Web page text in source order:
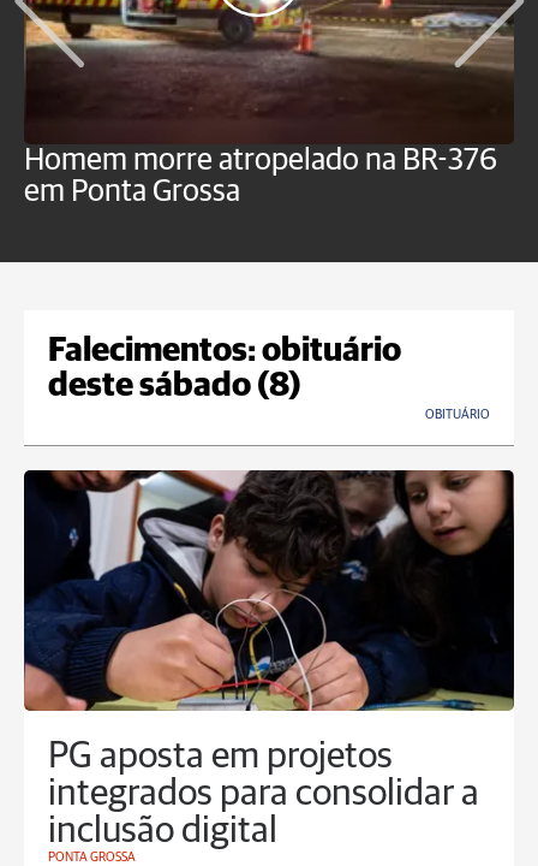
Homem morre atropelado na BR-376
em Ponta Grossa
Falecimentos: obituário
deste sábado (8)
OBITUÁRIO
PG aposta em projetos
integrados para consolidar a
inclusão digital
PONTA GROSSA